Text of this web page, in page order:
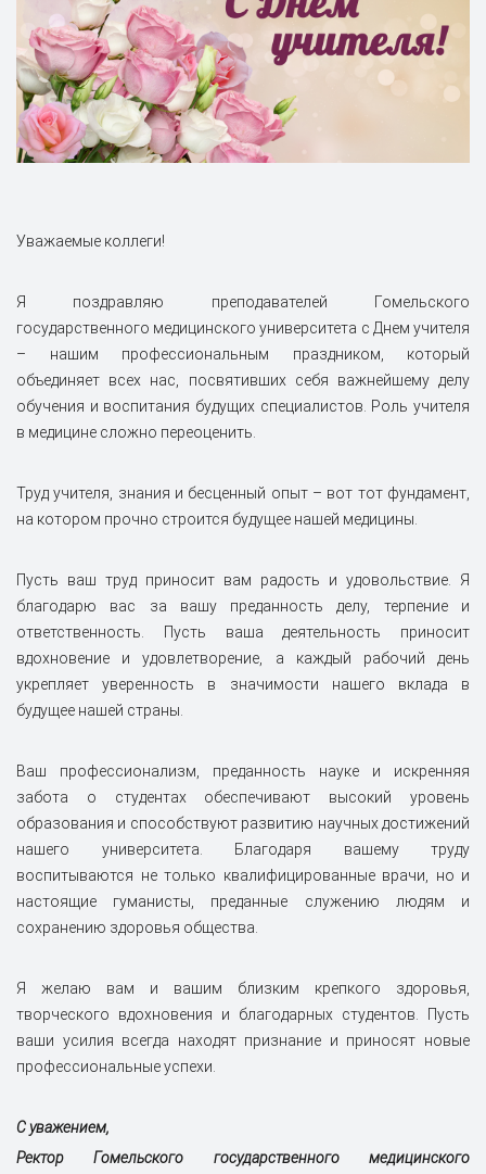
Уважаемые коллеги!
Я поздравляю преподавателей Гомельского
государственного медицинского университета с Днем учителя
– нашим профессиональным праздником, который
объединяет всех нас, посвятивших себя важнейшему делу
обучения и воспитания будущих специалистов. Роль учителя
в медицине сложно переоценить.
Труд учителя, знания и бесценный опыт – вот тот фундамент,
на котором прочно строится будущее нашей медицины.
Пусть ваш труд приносит вам радость и удовольствие. Я
благодарю вас за вашу преданность делу, терпение и
ответственность. Пусть ваша деятельность приносит
вдохновение и удовлетворение, а каждый рабочий день
укрепляет уверенность в значимости нашего вклада в
будущее нашей страны.
Ваш профессионализм, преданность науке и искренняя
забота о студентах обеспечивают высокий уровень
образования и способствуют развитию научных достижений
нашего университета. Благодаря вашему труду
воспитываются не только квалифицированные врачи, но и
настоящие гуманисты, преданные служению людям и
сохранению здоровья общества.
Я желаю вам и вашим близким крепкого здоровья,
творческого вдохновения и благодарных студентов. Пусть
ваши усилия всегда находят признание и приносят новые
профессиональные успехи.
С уважением,
Ректор Гомельского государственного медицинского